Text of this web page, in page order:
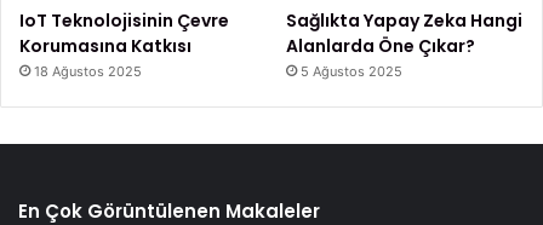
IoT Teknolojisinin Çevre
Korumasına Katkısı
18 Ağustos 2025
Sağlıkta Yapay Zeka Hangi
Alanlarda Öne Çıkar?
5 Ağustos 2025
En Çok Görüntülenen Makaleler